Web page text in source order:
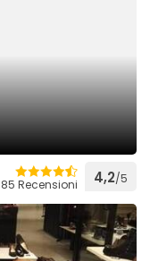
85 Recensioni 4,2/5